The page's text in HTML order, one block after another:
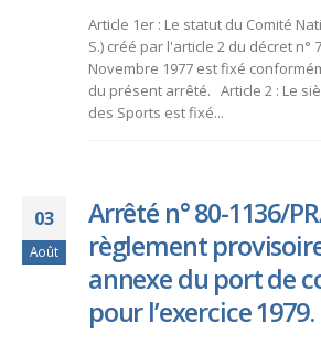
Article 1er : Le statut du Comité
S.) créé par l'article 2 du décret n°
Novembre 1977 est fixé
du présent arrêté. Article 2 : Le
des Sports est fixé...
03
Août
Arrêté n° 80-1136/
règlement
annexe du port de
pour l’exercice 1979.